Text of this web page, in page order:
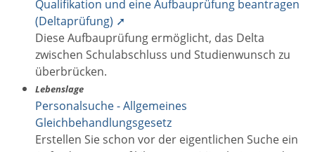
Qualifikation und eine Aufbauprüfung beantragen
(Deltaprüfung) ➚
Diese Aufbauprüfung ermöglicht, das Delta
zwischen Schulabschluss und Studienwunsch zu
überbrücken.
Lebenslage
Personalsuche - Allgemeines
Gleichbehandlungsgesetz
Erstellen Sie schon vor der eigentlichen Suche ein